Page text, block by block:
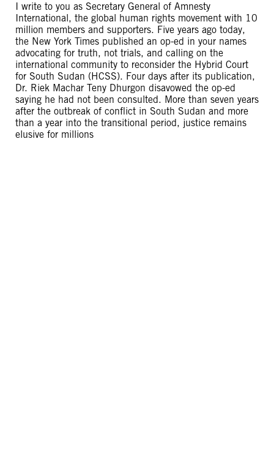
I write to you as Secretary General of Amnesty
International, the global human rights movement with 10
million members and supporters. Five years ago today,
the New York Times published an op-ed in your names
advocating for truth, not trials, and calling on the
international community to reconsider the Hybrid Court
for South Sudan (HCSS). Four days after its publication,
Dr. Riek Machar Teny Dhurgon disavowed the op-ed
saying he had not been consulted. More than seven years
after the outbreak of conflict in South Sudan and more
than a year into the transitional period, justice remains
elusive for millions